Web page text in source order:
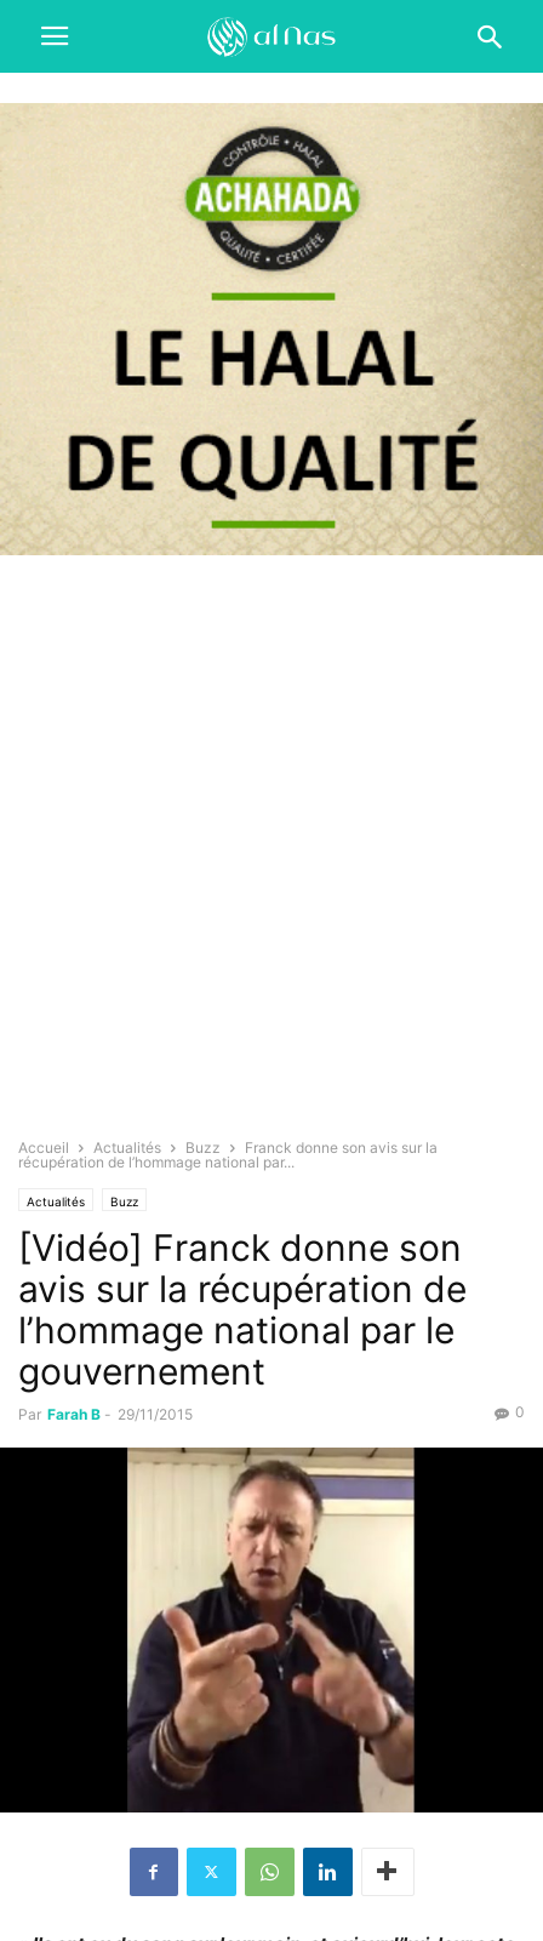
Accueil Actualités Buzz
Franck donne son avis sur la
récupération de l’hommage national par...
Actualités Buzz
[Vidéo] Franck donne son
avis sur la récupération de
l’hommage national par le
gouvernement
Par Farah B - 29/11/2015 0